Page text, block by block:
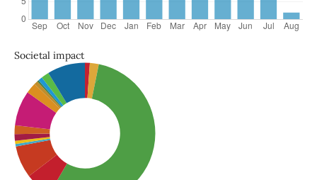
Societal impact